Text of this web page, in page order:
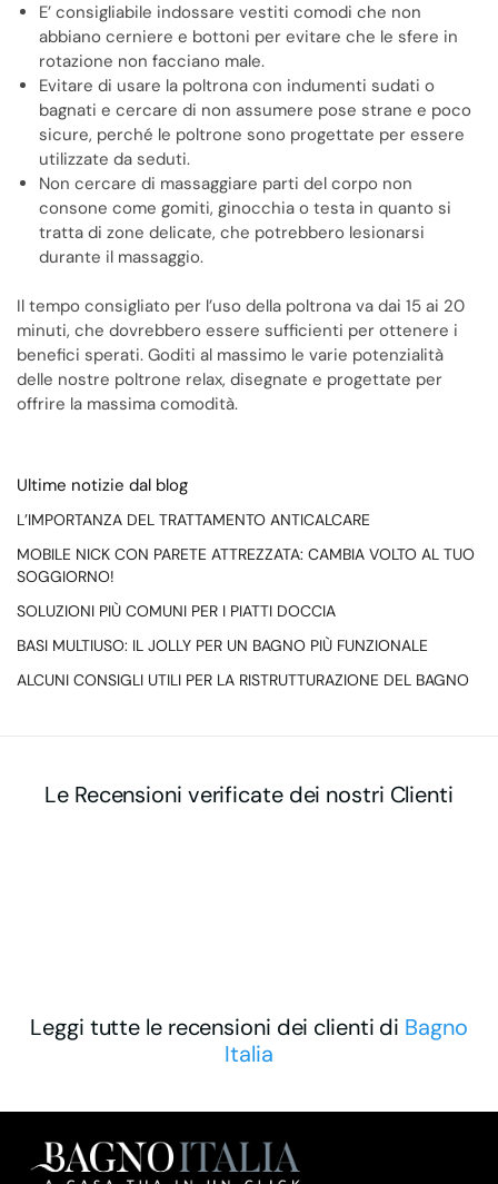
E’ consigliabile indossare vestiti comodi che non
abbiano cerniere e bottoni per evitare che le sfere in
rotazione non facciano male.
Evitare di usare la poltrona con indumenti sudati o
bagnati e cercare di non assumere pose strane e poco
sicure, perché le poltrone sono progettate per essere
utilizzate da seduti.
Non cercare di massaggiare parti del corpo non
consone come gomiti, ginocchia o testa in quanto si
tratta di zone delicate, che potrebbero lesionarsi
durante il massaggio.
Il tempo consigliato per l’uso della poltrona va dai 15 ai 20
minuti, che dovrebbero essere sufficienti per ottenere i
benefici sperati. Goditi al massimo le varie potenzialità
delle nostre poltrone relax, disegnate e progettate per
offrire la massima comodità.
Ultime notizie dal blog
L’IMPORTANZA DEL TRATTAMENTO ANTICALCARE
MOBILE NICK CON PARETE ATTREZZATA: CAMBIA VOLTO AL TUO
SOGGIORNO!
SOLUZIONI PIÙ COMUNI PER I PIATTI DOCCIA
BASI MULTIUSO: IL JOLLY PER UN BAGNO PIÙ FUNZIONALE
ALCUNI CONSIGLI UTILI PER LA RISTRUTTURAZIONE DEL BAGNO
Le Recensioni verificate dei nostri Clienti
Leggi tutte le recensioni dei clienti di Bagno
Italia